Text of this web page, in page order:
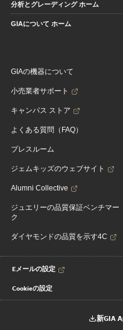
分析とグレーディング ホーム
GIAについて ホーム
GIAの機器について
小売業者サポート
キャンパス ストア
よくある質問（FAQ）
プレスルーム
ジェムキッズのウェブサイト
Alumni Collective
ジュエリーの品質保証ベンチマー
ク
ダイヤモンドの品質を示す4C
Eメールの設定
Cookieの設定
新GIA